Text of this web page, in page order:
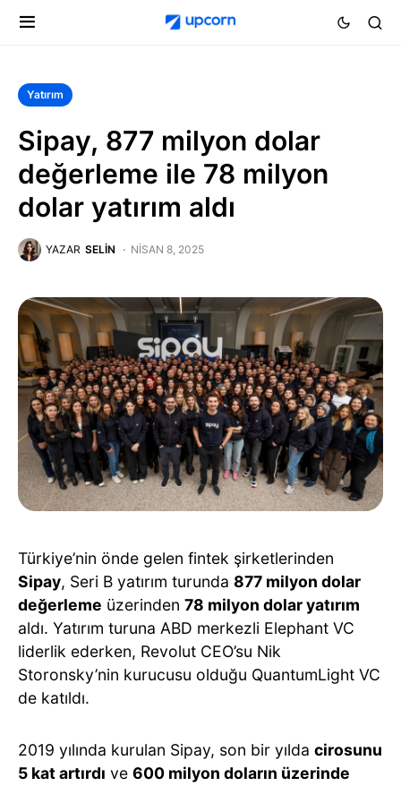
Yatırım
Sipay, 877 milyon dolar
değerleme ile 78 milyon
dolar yatırım aldı
YAZAR SELIN NISAN 8, 2025
Türkiye’nin önde gelen fintek şirketlerinden
Sipay, Seri B yatırım turunda 877 milyon dolar
değerleme üzerinden 78 milyon dolar yatırım
aldı. Yatırım turuna ABD merkezli Elephant VC
liderlik ederken, Revolut CEO’su Nik
Storonsky’nin kurucusu olduğu QuantumLight VC
de katıldı.
2019 yılında kurulan Sipay, son bir yılda cirosunu
5 kat artırdı ve 600 milyon doların üzerinde